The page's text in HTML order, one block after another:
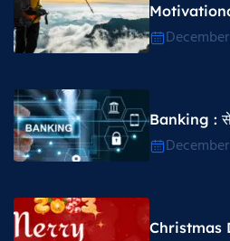
Banking :
Christmas